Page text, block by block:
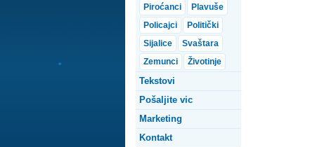
Piroćanci
Plavuše
Policajci
Politički
Sijalice
Svaštara
Zemunci
Životinje
Tekstovi
Pošaljite vic
Marketing
Kontakt